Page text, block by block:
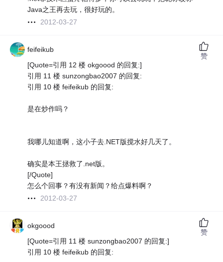
Java之王再去玩，很好玩的。
2012-03-27
feifeikub
[Quote=引用 12 楼 okgoood 的回复:]
引用 11 楼 sunzongbao2007 的回复:
引用 10 楼 feifeikub 的回复:
是在炒作吗？
我哪儿知道啊，这小子去.NET版搅水好几天了。
确实是本王拯救了.net版。
[/Quote]
怎么个回事？有没有新闻？给点爆料啊？
2012-03-27
赞
okgoood
[Quote=引用 11 楼 sunzongbao2007 的回复:]
引用 10 楼 feifeikub 的回复:
赞